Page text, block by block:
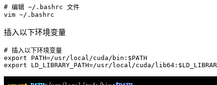
# 编辑 ~/.bashrc 文件
vim
插入以下环境变量
# 插入以下环境变量
export PATH=/usr/local /cuda/bin: $PATH
export LD_LIBRARY_PATH=/usr/local /cuda/lib64: